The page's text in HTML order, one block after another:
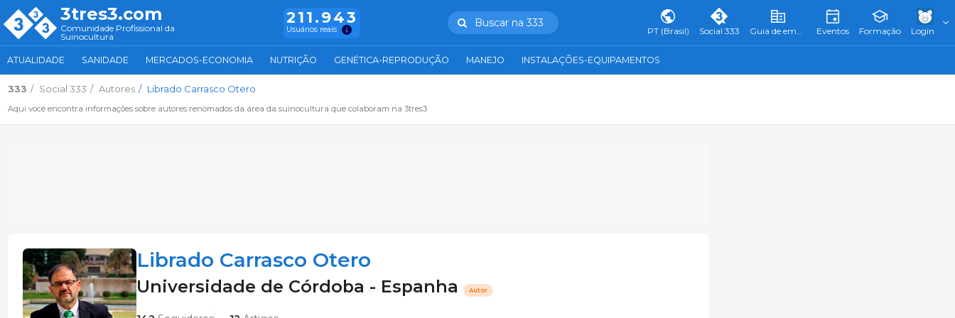
3tres3.com
Comunidade Profissional da
Suinocultura
211.943
Usuários reais
Buscar na 333
PT (Brasil) Social 333 Guia de empresas Eventos Formação Login
ATUALIDADE SANIDADE MERCADOS-ECONOMIA NUTRIÇÃO GENÉTICA-REPRODUÇÃO MANEJO INSTALAÇÕES-EQUIPAMENTOS
333 Social 333 Autores Librado Carrasco Otero
Aqui você encontra informações sobre autores renomados da área da suinocultura que colaboram na 3tres3
Librado Carrasco Otero
Universidade de Córdoba - Espanha Autor